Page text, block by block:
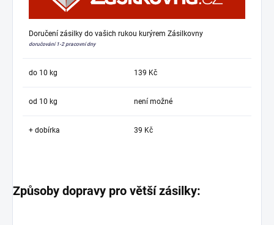
Doručení zásilky do vašich rukou kurýrem Zásilkovny
doručování 1-2 pracovní dny
do 10 kg 139 Kč
od 10 kg není možné
+ dobírka 39 Kč
Způsoby dopravy pro větší zásilky: